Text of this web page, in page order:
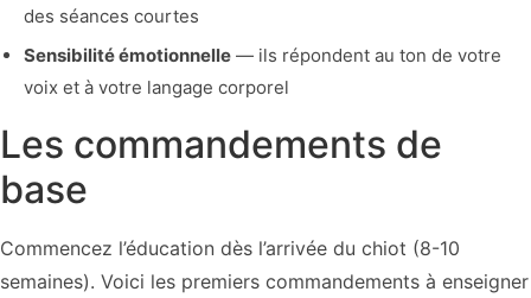
des séances courtes
Sensibilité émotionnelle — ils répondent au ton de votre
voix et à votre langage corporel
Les commandements de
base
Commencez l’éducation dès l’arrivée du chiot (8-10
semaines). Voici les premiers commandements à enseigner